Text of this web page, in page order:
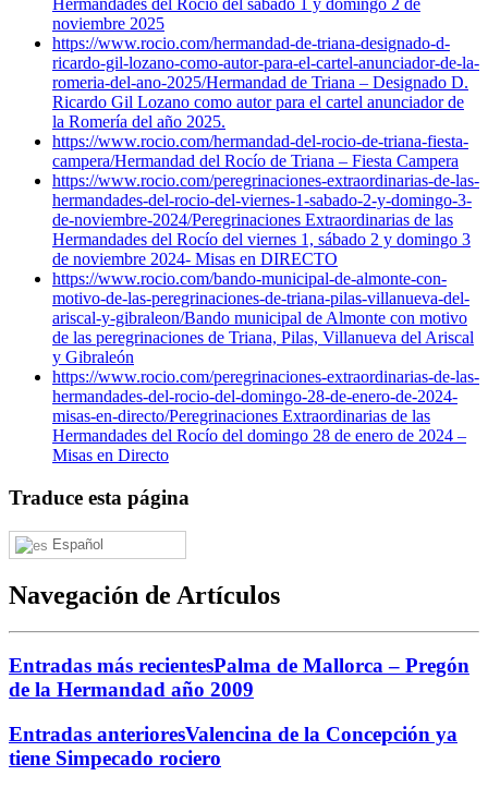
Hermandades del Rocío del sábado 1 y domingo 2 de
noviembre 2025
https://www.rocio.com/hermandad-de-triana-designado-d-
ricardo-gil-lozano-como-autor-para-el-cartel-anunciador-de-la-
romeria-del-ano-2025/Hermandad de Triana – Designado D.
Ricardo Gil Lozano como autor para el cartel anunciador de
la Romería del año 2025.
https://www.rocio.com/hermandad-del-rocio-de-triana-fiesta-
campera/Hermandad del Rocío de Triana – Fiesta Campera
https://www.rocio.com/peregrinaciones-extraordinarias-de-las-
hermandades-del-rocio-del-viernes-1-sabado-2-y-domingo-3-
de-noviembre-2024/Peregrinaciones Extraordinarias de las
Hermandades del Rocío del viernes 1, sábado 2 y domingo 3
de noviembre 2024- Misas en DIRECTO
https://www.rocio.com/bando-municipal-de-almonte-con-
motivo-de-las-peregrinaciones-de-triana-pilas-villanueva-del-
ariscal-y-gibraleon/Bando municipal de Almonte con motivo
de las peregrinaciones de Triana, Pilas, Villanueva del Ariscal
y Gibraleón
https://www.rocio.com/peregrinaciones-extraordinarias-de-las-
hermandades-del-rocio-del-domingo-28-de-enero-de-2024-
misas-en-directo/Peregrinaciones Extraordinarias de las
Hermandades del Rocío del domingo 28 de enero de 2024 –
Misas en Directo
Traduce esta página
Español
Navegación de Artículos
Entradas más recientesPalma de Mallorca – Pregón
de la Hermandad año 2009
Entradas anterioresValencina de la Concepción ya
tiene Simpecado rociero